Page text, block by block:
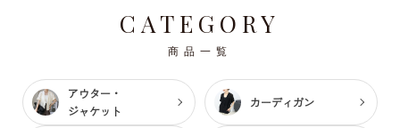
CATEGORY
商品一覧
アウター・
ジャケット
カーディガン